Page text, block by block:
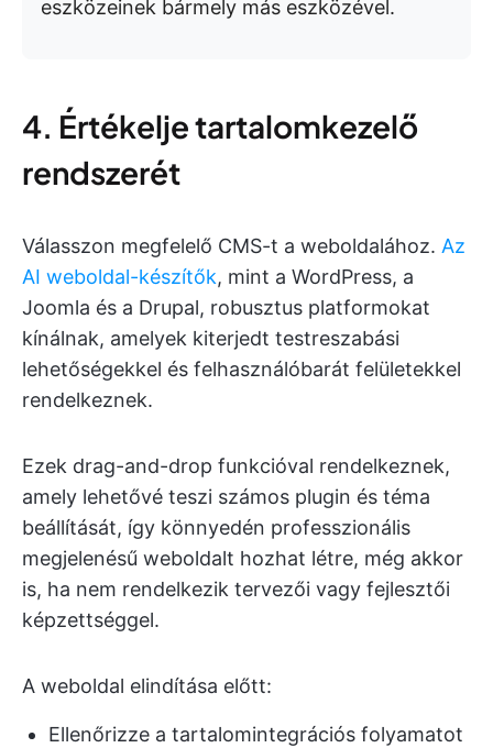
eszközeinek bármely más eszközével.
4. Értékelje tartalomkezelő
rendszerét
Válasszon megfelelő CMS-t a weboldalához. Az
AI weboldal-készítők, mint a WordPress, a
Joomla és a Drupal, robusztus platformokat
kínálnak, amelyek kiterjedt testreszabási
lehetőségekkel és felhasználóbarát felületekkel
rendelkeznek.
Ezek drag-and-drop funkcióval rendelkeznek,
amely lehetővé teszi számos plugin és téma
beállítását, így könnyedén professzionális
megjelenésű weboldalt hozhat létre, még akkor
is, ha nem rendelkezik tervezői vagy fejlesztői
képzettséggel.
A weboldal elindítása előtt:
Ellenőrizze a tartalomintegrációs folyamatot